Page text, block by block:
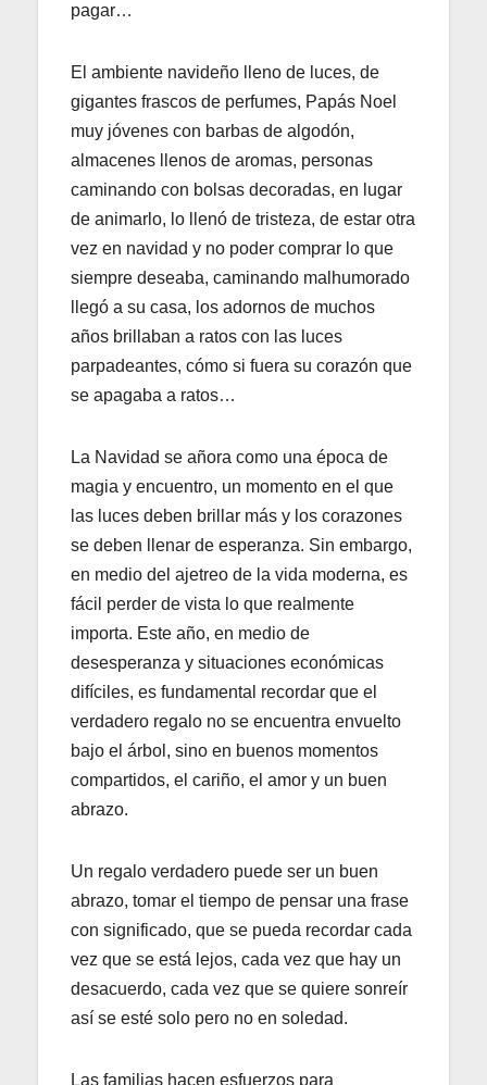
pagar…
El ambiente navideño lleno de luces, de
gigantes frascos de perfumes, Papás Noel
muy jóvenes con barbas de algodón,
almacenes llenos de aromas, personas
caminando con bolsas decoradas, en lugar
de animarlo, lo llenó de tristeza, de estar otra
vez en navidad y no poder comprar lo que
siempre deseaba, caminando malhumorado
llegó a su casa, los adornos de muchos
años brillaban a ratos con las luces
parpadeantes, cómo si fuera su corazón que
se apagaba a ratos…
La Navidad se añora como una época de
magia y encuentro, un momento en el que
las luces deben brillar más y los corazones
se deben llenar de esperanza. Sin embargo,
en medio del ajetreo de la vida moderna, es
fácil perder de vista lo que realmente
importa. Este año, en medio de
desesperanza y situaciones económicas
difíciles, es fundamental recordar que el
verdadero regalo no se encuentra envuelto
bajo el árbol, sino en buenos momentos
compartidos, el cariño, el amor y un buen
abrazo.
Un regalo verdadero puede ser un buen
abrazo, tomar el tiempo de pensar una frase
con significado, que se pueda recordar cada
vez que se está lejos, cada vez que hay un
desacuerdo, cada vez que se quiere sonreír
así se esté solo pero no en soledad.
Las familias hacen esfuerzos para